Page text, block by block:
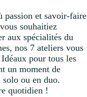
passion et savoir-faire
souhaitiez
aux spécialités du
nos 7 ateliers vous
pour tous les
un moment de
solo ou en duo.
quotidien !